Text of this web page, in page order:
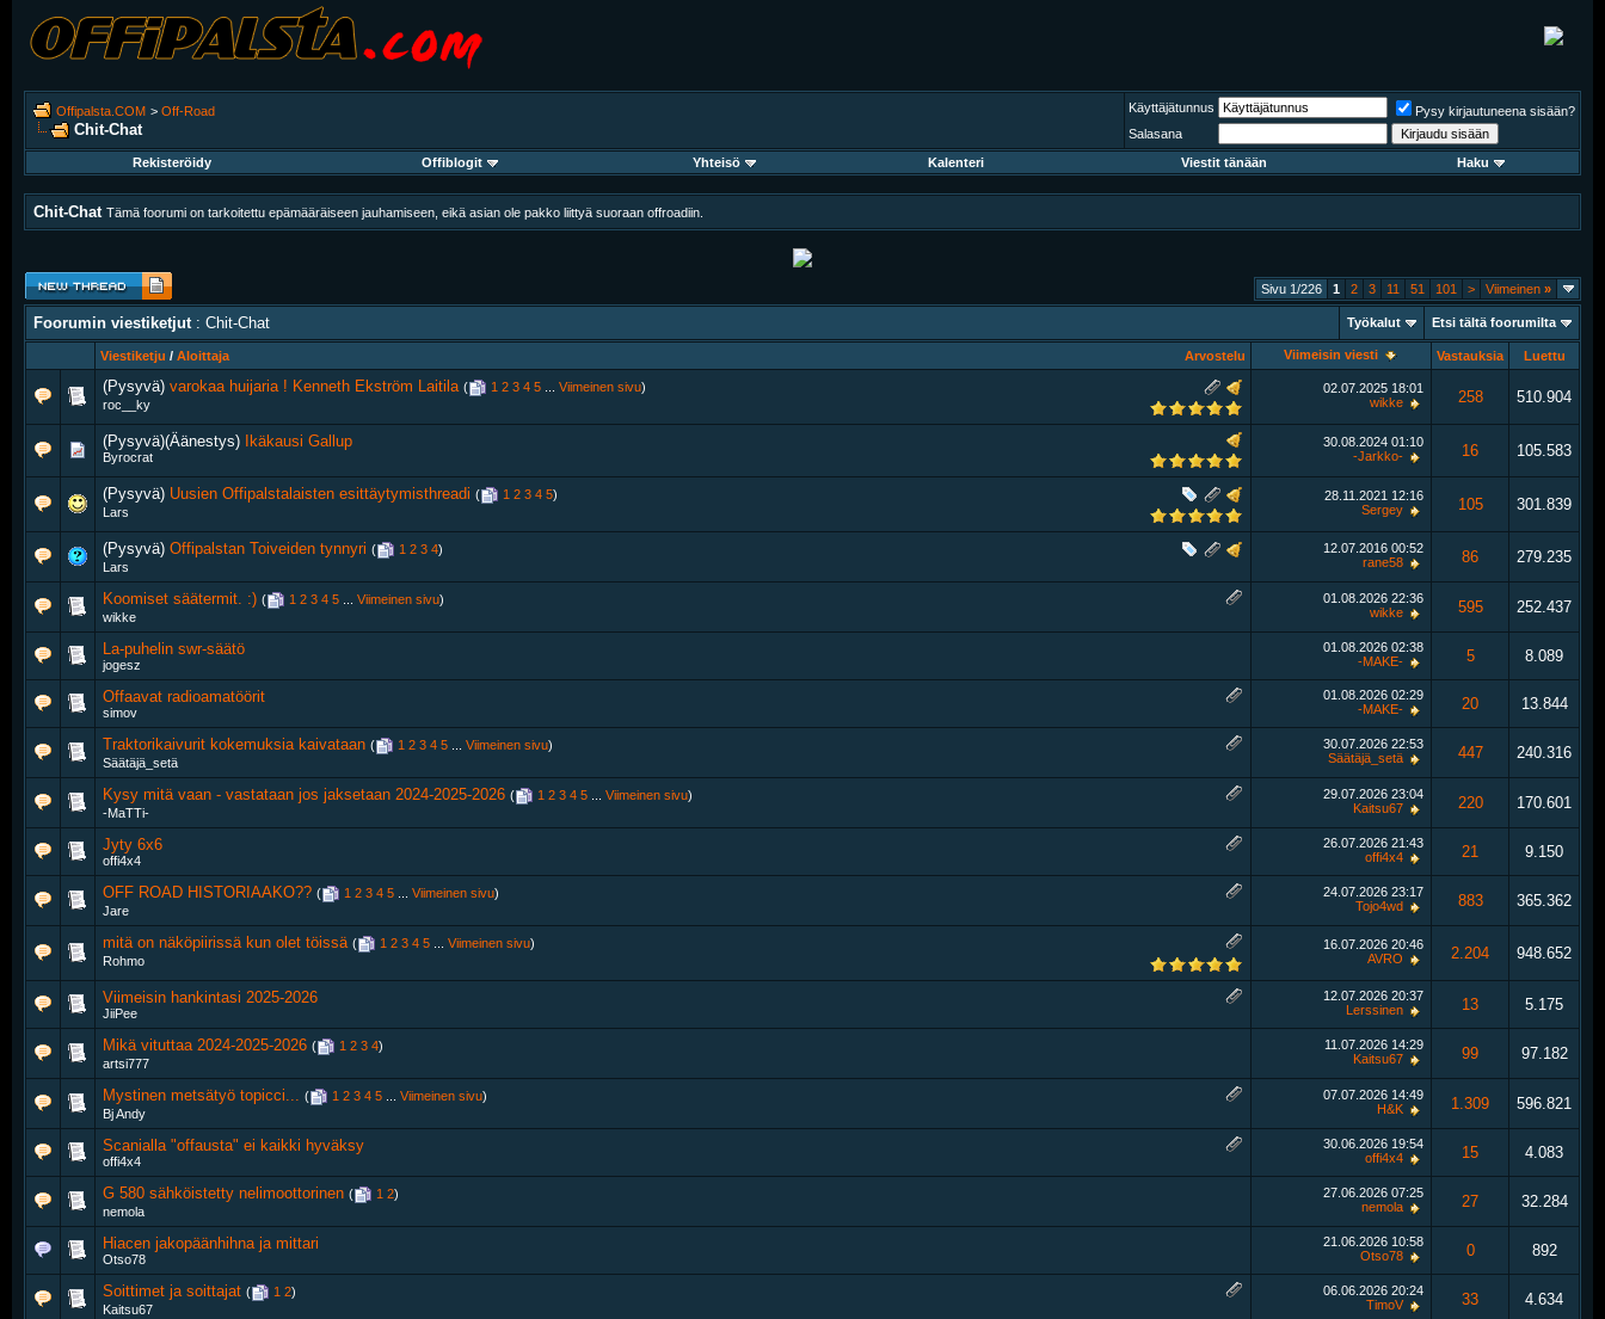
Offipalsta.COM > Off-Road
Chit-Chat
Käyttäjätunnus
Pysy kirjautuneena sisään?
Salasana
Rekisteröidy
Offiblogit Yhteisö Kalenteri Viestit tänään Haku
Chit-Chat Tämä foorumi on tarkoitettu epämääräiseen jauhamiseen, eikä asian ole pakko liittyä suoraan offroadiin.
Sivu 1/226 1 2 3 11 51 101 > Viimeinen »
Foorumin viestiketjut: Chit-Chat Työkalut Etsi tältä foorumilta
Arvostelu
Viestiketju / Aloittaja Viimeisin viesti Vastauksia Luettu
(Pysyvä) varokaa huijaria ! Kenneth Ekström Laitila‎ ( 1 2 3 4 5 Viimeinen sivu)
roc__ky
02.07.2025 18:01
wikke
258 510.904
(Pysyvä)(Äänestys) Ikäkausi Gallup
Byrocrat
30.08.2024 01:10
-Jarkko-
16 105.583
(Pysyvä) Uusien Offipalstalaisten esittäytymisthreadi ( 1 2 3 4 5)
Lars
28.11.2021 12:16
Sergey
105 301.839
(Pysyvä) Offipalstan Toiveiden tynnyri ( 1 2 3 4)
Lars
12.07.2016 00:52
rane58
86 279.235
Koomiset säätermit. :) ( 1 2 3 4 5 Viimeinen sivu)
wikke
01.08.2026 22:36
wikke
595 252.437
La-puhelin swr-säätö
jogesz
01.08.2026 02:38
-MAKE-
5 8.089
Offaavat radioamatöörit
simov
01.08.2026 02:29
-MAKE-
20 13.844
Traktorikaivurit kokemuksia kaivataan ( 1 2 3 4 5 Viimeinen sivu)
Säätäjä_setä
30.07.2026 22:53
Säätäjä_setä
447 240.316
Kysy mitä vaan - vastataan jos jaksetaan 2024-2025-2026 ( 1 2 3 4 5 Viimeinen sivu)
-MaTTi-
29.07.2026 23:04
Kaitsu67
220 170.601
Jyty 6x6
offi4x4
26.07.2026 21:43
offi4x4
21 9.150
OFF ROAD HISTORIAAKO?? ( 1 2 3 4 5 Viimeinen sivu)
Jare
24.07.2026 23:17
Tojo4wd
883 365.362
mitä on näköpiirissä kun olet töissä‎ ( 1 2 3 4 5 Viimeinen sivu)
Rohmo
16.07.2026 20:46
AVRO
2.204 948.652
Viimeisin hankintasi 2025-2026
JiiPee
12.07.2026 20:37
Lerssinen
13 5.175
Mikä vituttaa 2024-2025-2026 ( 1 2 3 4)
artsi777
11.07.2026 14:29
Kaitsu67
99 97.182
Mystinen metsätyö topicci... ( 1 2 3 4 5 Viimeinen sivu)
Bj Andy
07.07.2026 14:49
H&K
1.309 596.821
Scanialla "offausta" ei kaikki hyväksy
offi4x4
30.06.2026 19:54
offi4x4
15 4.083
G 580 sähköistetty nelimoottorinen ( 1 2)
nemola
27.06.2026 07:25
nemola
27 32.284
Hiacen jakopäänhihna ja mittari
Otso78
21.06.2026 10:58
Otso78
0 892
Soittimet ja soittajat ( 1 2)
Kaitsu67
06.06.2026 20:24
TimoV
33 4.634